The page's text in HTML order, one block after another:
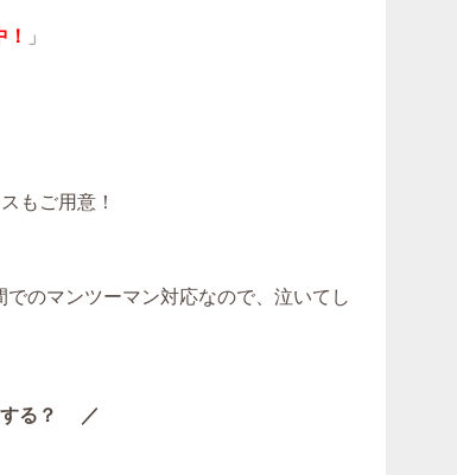
」
もご用意！
のマンツーマン対応なので、泣いてし
する？ ／